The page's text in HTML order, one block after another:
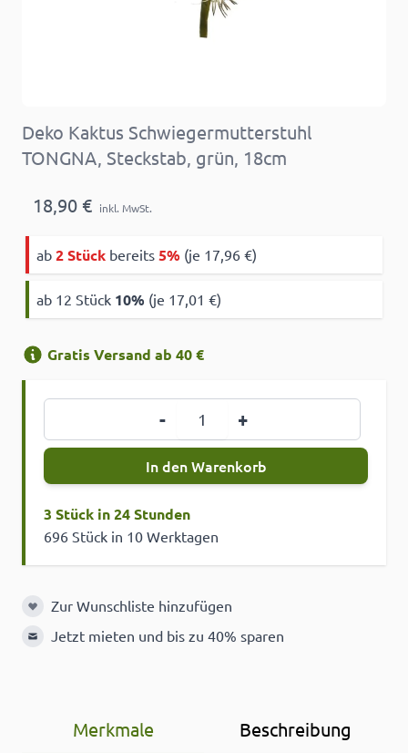
Deko Kaktus Schwiegermutterstuhl
TONGNA, Steckstab, grün, 18cm
18,90 € inkl. MwSt.
ab 2 Stück bereits 5% (je 17,96 €)
ab 12 Stück 10% (je 17,01 €)
Gratis Versand ab 40 €
- +
In den Warenkorb
3 Stück in 24 Stunden
696 Stück in 10 Werktagen
Zur Wunschliste hinzufügen
Zur Wunschliste hinzufügen
Jetzt mieten und bis zu 40% sparen
Merkmale Beschreibung